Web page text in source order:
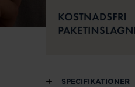
SPECIFIKATIONER